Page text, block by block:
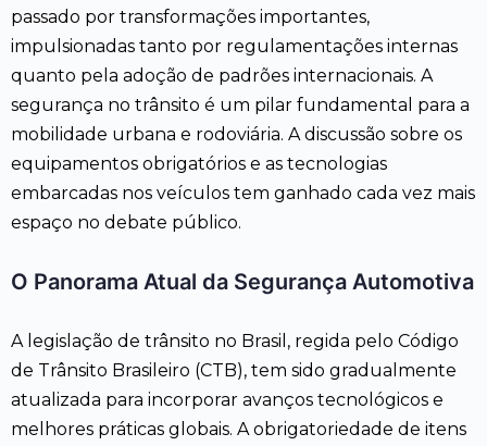
passado por transformações importantes,
impulsionadas tanto por regulamentações internas
quanto pela adoção de padrões internacionais. A
segurança no trânsito é um pilar fundamental para a
mobilidade urbana e rodoviária. A discussão sobre os
equipamentos obrigatórios e as tecnologias
embarcadas nos veículos tem ganhado cada vez mais
espaço no debate público.
O Panorama Atual da Segurança Automotiva
A legislação de trânsito no Brasil, regida pelo Código
de Trânsito Brasileiro (CTB), tem sido gradualmente
atualizada para incorporar avanços tecnológicos e
melhores práticas globais. A obrigatoriedade de itens